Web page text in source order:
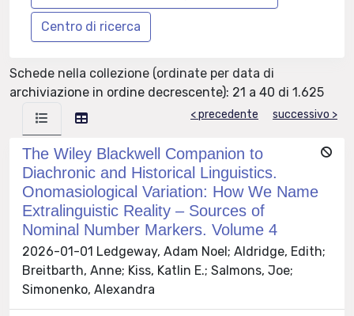
Schede nella collezione (ordinate per data di
archiviazione in ordine decrescente): 21 a 40 di 1.625
successivo >
< precedente
The Wiley Blackwell Companion to
Diachronic and Historical Linguistics.
Onomasiological Variation: How We Name
Extralinguistic Reality – Sources of
Nominal Number Markers. Volume 4
2026-01-01 Ledgeway, Adam Noel; Aldridge, Edith;
Breitbarth, Anne; Kiss, Katlin E.; Salmons, Joe;
Simonenko, Alexandra